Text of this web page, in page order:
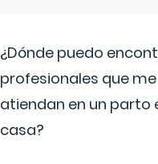
¿Dónde puedo
profesionales que me
atiendan en un parto
casa?